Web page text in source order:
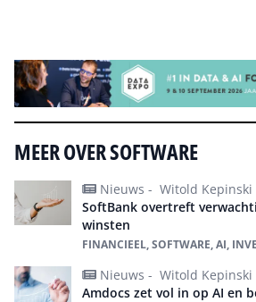
MEER OVER SOFTWARE
Nieuws - Witold Kepinski
SoftBank overtreft
winsten
FINANCIEEL, SOFTWARE, AI,
Nieuws - Witold Kepinski
Amdocs zet vol in op AI en